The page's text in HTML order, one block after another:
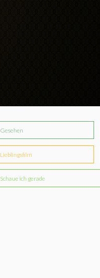
Gesehen
Lieblingsfilm
Schaue ich gerade